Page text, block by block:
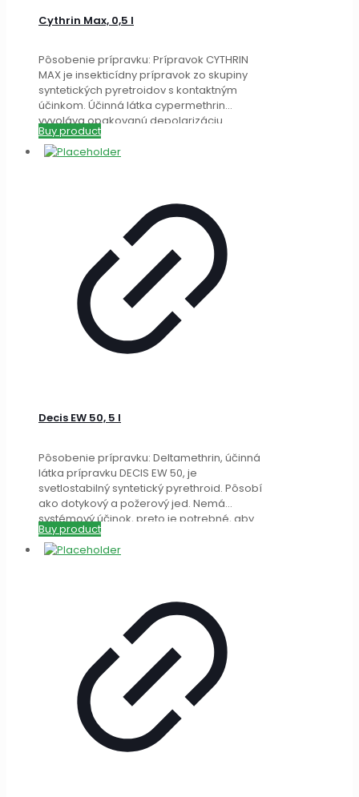
Cythrin Max, 0,5 l
Pôsobenie prípravku: Prípravok CYTHRIN
MAX je insekticídny prípravok zo skupiny
syntetických pyretroidov s kontaktným
účinkom. Účinná látka cypermethrin
vyvoláva opakovanú depolarizáciu
nervových membrán, nasledovanú kŕčom
a[…]
Buy product
Decis EW 50, 5 l
Pôsobenie prípravku: Deltamethrin, účinná
látka prípravku DECIS EW 50, je
svetlostabilný syntetický pyrethroid. Pôsobí
ako dotykový a požerový jed. Nemá
systémový účinok, preto je potrebné, aby
[…]
Buy product